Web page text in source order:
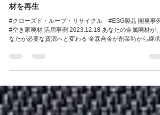
材を再生
#クローズド・ループ・リサイクル #ESG製品 開発事
なたが必要な資源へと変わる 金森合金が創業時から継承
石町家プラスさんにご協力いただき、空き家から出てき
銅鍋や置物などを、青銅タイルプレートに循環していま
す。 ■連携団体：兵庫県豊岡市出石町 NPO法人出石町